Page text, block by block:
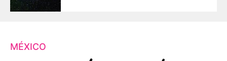
MÉXICO